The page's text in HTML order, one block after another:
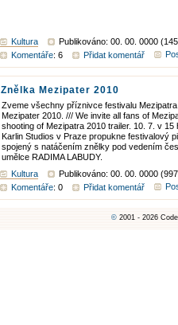
Kultura
Publikováno: 00. 00. 0000
Komentáře: 6 Přidat komentář
Znělka Mezipater 2010
Zveme všechny příznivce festivalu
Mezipater 2010. /// We invite all fans of
shooting of Mezipatra 2010 trailer. 10. 7. v 15
Karlin Studios v Praze propukne festivalový
spojený s natáčením znělky pod vedením
umělce RADIMA LABUDY.
Kultura
Publikováno: 00. 00. 0000
Komentáře: 0 Přidat komentář
© 2001 - 2026